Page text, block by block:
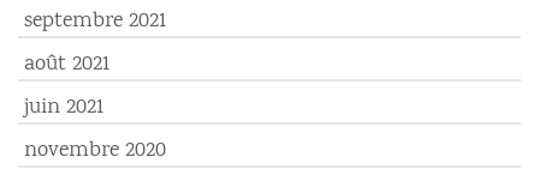
septembre 2021
août 2021
juin 2021
novembre 2020